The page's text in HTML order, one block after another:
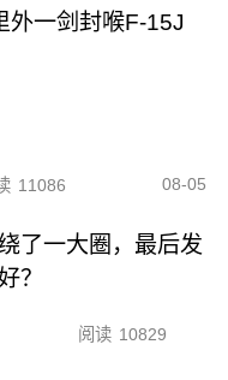
外一剑封喉F-15J
11086 08-05
了一大圈，最后发
？
阅读 10829